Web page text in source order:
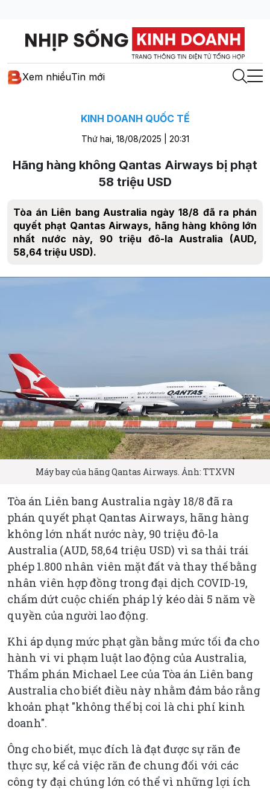
Xem nhiềuTin mới
KINH DOANH QUỐC TẾ
Thứ hai, 18/08/2025 | 20:31
Hãng hàng không Qantas Airways bị phạt
58 triệu USD
Tòa án Liên bang Australia ngày 18/8 đã ra phán
quyết phạt Qantas Airways, hãng hàng không lớn
nhất nước này, 90 triệu đô-la Australia (AUD,
58,64 triệu USD).
Máy bay của hãng Qantas Airways. Ảnh: TTXVN
Tòa án Liên bang Australia ngày 18/8 đã ra
phán quyết phạt Qantas Airways, hãng hàng
không lớn nhất nước này, 90 triệu đô-la
Australia (AUD, 58,64 triệu USD) vì sa thải trái
phép 1.800 nhân viên mặt đất và thay thế bằng
nhân viên hợp đồng trong đại dịch COVID-19,
chấm dứt cuộc chiến pháp lý kéo dài 5 năm về
quyền của người lao động.
Khi áp dụng mức phạt gần bằng mức tối đa cho
hành vi vi phạm luật lao động của Australia,
Thẩm phán Michael Lee của Tòa án Liên bang
Australia cho biết điều này nhằm đảm bảo rằng
khoản phạt "không thể bị coi là chi phí kinh
doanh".
Ông cho biết, mục đích là đạt được sự răn đe
thực sự, kể cả việc răn đe chung đối với các
công ty đại chúng lớn có thể vì những lợi ích